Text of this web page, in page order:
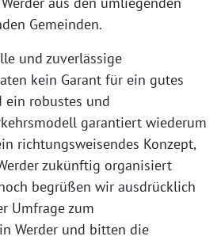
Gemeinden.
und zuverlässige
kein Garant für ein gutes
ein robustes und
garantiert wiederum
richtungsweisendes Konzept,
zukünftig organisiert
begrüßen wir ausdrücklich
Umfrage zum
Werder und bitten die